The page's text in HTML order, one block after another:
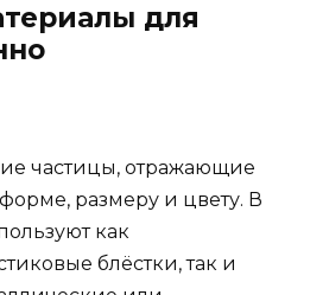
для
частицы, отражающие
размеру и цвету. В
как
блёстки, так и